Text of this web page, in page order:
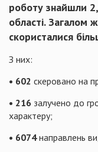
роботу знайшли
області. Загалом
скористалися
З них:
• 602 скеровано на
• 216 залучено до
характеру;
• 6074направлень